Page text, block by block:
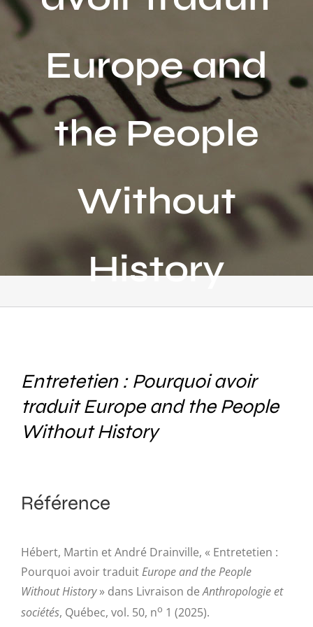
Activités
Publications
Recherche
sur
le
site
Europe and
the People
Without
History
Entretetien : Pourquoi avoir
traduit Europe and the People
Without History
Référence
Hébert, Martin et André Drainville, « Entretetien :
Pourquoi avoir traduitEurope and the People
Without History» dans Livraison deAnthropologie et
sociétés, Québec, vol. 50, no 1 (2025).